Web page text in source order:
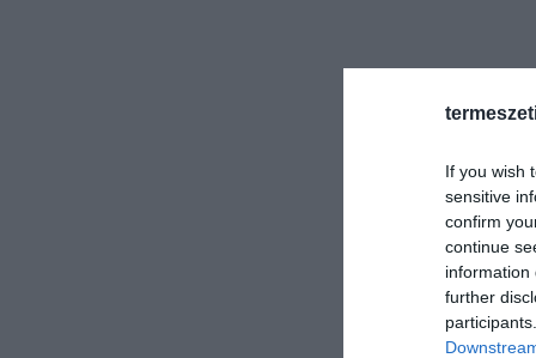
If you wish
sensitive
confirm
continue
information
further